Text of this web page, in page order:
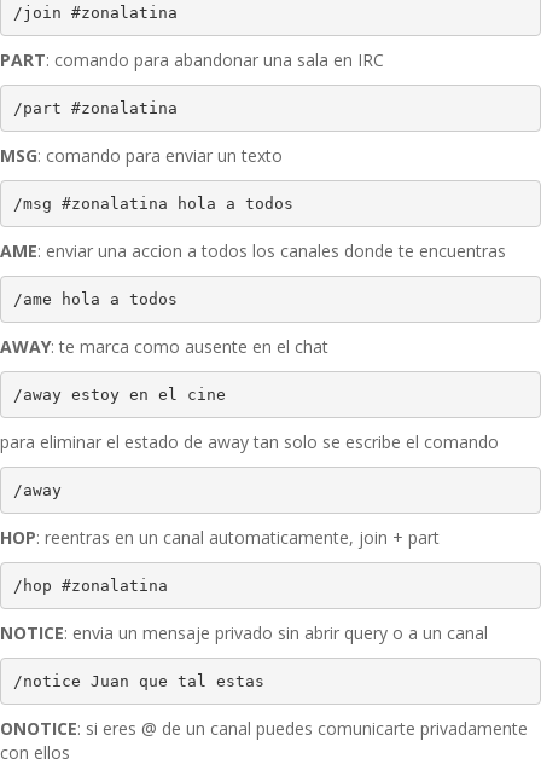
/join #zonalatina
PART: comando para abandonar una sala en IRC
/part #zonalatina
MSG: comando para enviar un texto
/msg #zonalatina hola a todos
AME: enviar una accion a todos los canales donde te encuentras
/ame hola a todos
AWAY: te marca como ausente en el chat
/away estoy en el cine
para eliminar el estado de away tan solo se escribe el comando
/away
HOP: reentras en un canal automaticamente, join + part
/hop #zonalatina
NOTICE: envia un mensaje privado sin abrir query o a un canal
/notice Juan que tal estas
ONOTICE: si eres @ de un canal puedes comunicarte privadamente
con ellos